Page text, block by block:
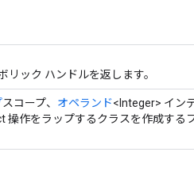
リック ハンドルを返します。
スコープ、 オペランド<Integer> イン
操作をラップするクラスを作成する